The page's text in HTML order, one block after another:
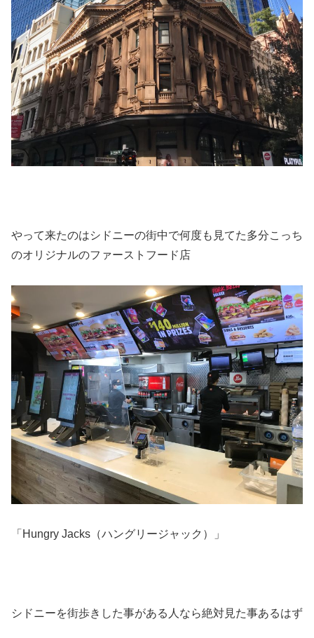
やって来たのはシドニーの街中で何度も見てた多分こっち
のオリジナルのファーストフード店
「Hungry Jacks（ハングリージャック）」
シドニーを街歩きした事がある人なら絶対見た事あるはず